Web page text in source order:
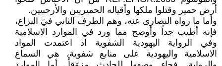
أرض حمير وقتلوا ملكها وأقياله الحميريين والأرحبيين.
وأما ما رواه النصارى عنه، وهم الطرف الثاني فيَ النزاع،
فإنه أطيب جداً وأوضح مما ورد في الموارد الاسلامية
وفي الرواية اليهودية الشفوية اذ اعتمدت المواد
الاسلامية واليهودية على منابع شفوية، هي السماع